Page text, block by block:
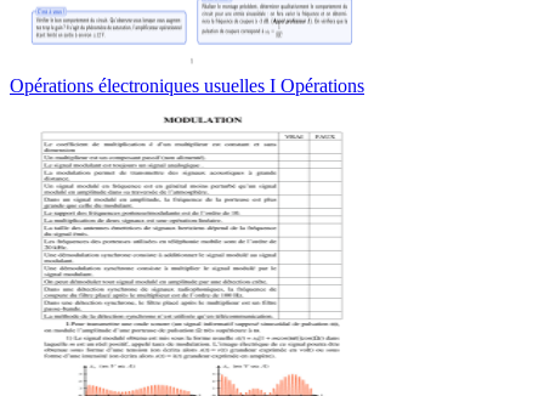
Opérations électroniques usuelles I Opérations